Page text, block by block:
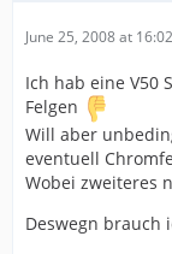
June 25, 2008 at 16:02
Ich hab eine V50
Felgen
Will aber
eventuell
Wobei zweiteres
Deswegn brauch